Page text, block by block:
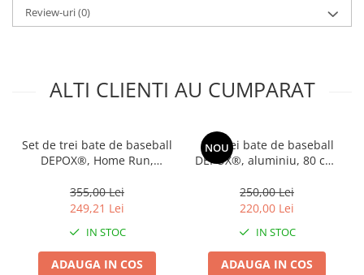
Review-uri(0)
ALTI CLIENTI AU CUMPARAT
Set de trei bate de baseball
DEPOX®, Home Run,
355,00 Lei
249,21 Lei
IN STOC
ADAUGA IN COS
NOU
Set trei bate de baseball
DEPOX®, aluminiu, 80 cm,
250,00 Lei
220,00 Lei
IN STOC
ADAUGA IN COS